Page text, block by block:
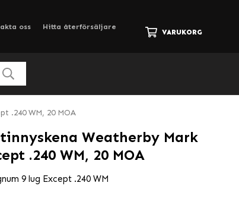
oss
Hitta återförsäljare
VARUKORG
.240 WM, 20 MOA
Weatherby Mark
.240 WM, 20 MOA
9 lug Except .240 WM